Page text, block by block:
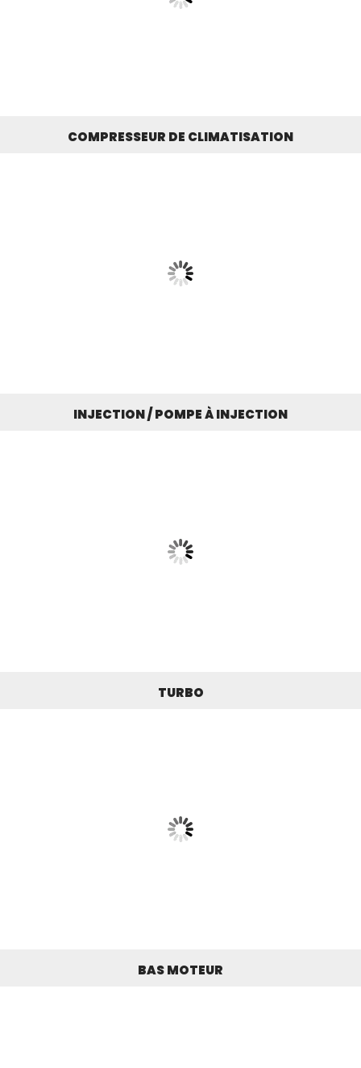
COMPRESSEUR DE CLIMATISATION
INJECTION / POMPE À INJECTION
TURBO
BAS MOTEUR